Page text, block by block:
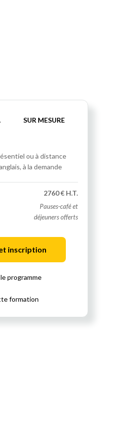
SUR MESURE
ou à distance
à la demande
2760 € H.T.
Pauses-café et
déjeuners offerts
inscription
programme
formation